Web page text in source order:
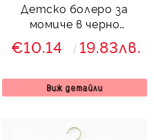
Детско болеро за
момиче в черно
памучно
€10.14 19.83лв.
Виж детайли